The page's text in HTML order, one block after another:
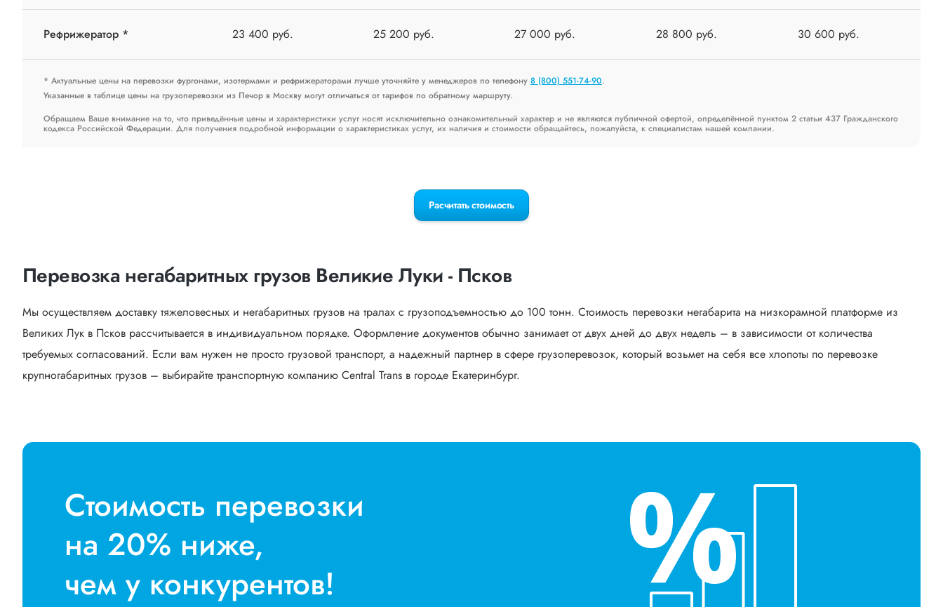
Рефрижератор * 23 400 руб. 25 200 руб. 27 000 руб. 28 800 руб. 30 600 руб.
* Актуальные цены на перевозки фургонами, изотермами и рефрижераторами лучше уточняйте у менеджеров по телефону 8 (800) 551-74-90.
Указанные в таблице цены на грузоперевозки из Печор в Москву могут отличаться от тарифов по обратному маршруту.
Обращаем Ваше внимание на то, что приведённые цены и характеристики услуг носят исключительно ознакомительный характер и не являются публичной офертой, определённой пунктом 2 статьи 437 Гражданского
кодекса Российской Федерации. Для получения подробной информации о характеристиках услуг, их наличия и стоимости обращайтесь, пожалуйста, к специалистам нашей компании.
Расчитать стоимость
Перевозка негабаритных грузов Великие Луки - Псков
Мы осуществляем доставку тяжеловесных и негабаритных грузов на тралах с грузоподъемностью до 100 тонн. Стоимость перевозки негабарита на низкорамной платформе из
Великих Лук в Псков рассчитывается в индивидуальном порядке. Оформление документов обычно занимает от двух дней до двух недель – в зависимости от количества
требуемых согласований. Если вам нужен не просто грузовой транспорт, а надежный партнер в сфере грузоперевозок, который возьмет на себя все хлопоты по перевозке
крупногабаритных грузов – выбирайте транспортную компанию Central Trans в городе Екатеринбург.
Стоимость перевозки
на 20% ниже,
чем у конкурентов!